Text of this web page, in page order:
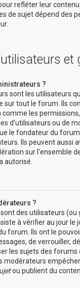
refléter leur
de sujet dépend des
et
?
sont les utilisateurs
sur tout le forum. Ils
les
d’utilisateurs ou de
le fondateur du
Ils peuvent aussi
sur l’ensemble
autorisé.
?
des utilisateurs (ou
à vérifier au jour le
forum. Ils ont le
de verrouiller,
les sujets des forums
modérateurs
ou publient du